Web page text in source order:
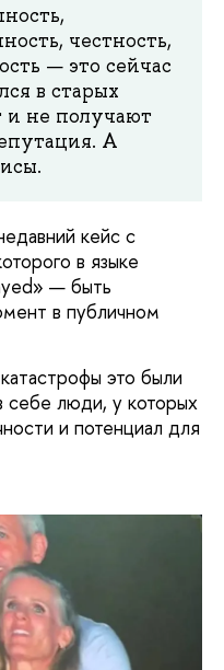
честность,
— это сейчас
в старых
и не получают
А
кейс с
в языке
— быть
в публичном
это были
себе люди, у которых
и потенциал для